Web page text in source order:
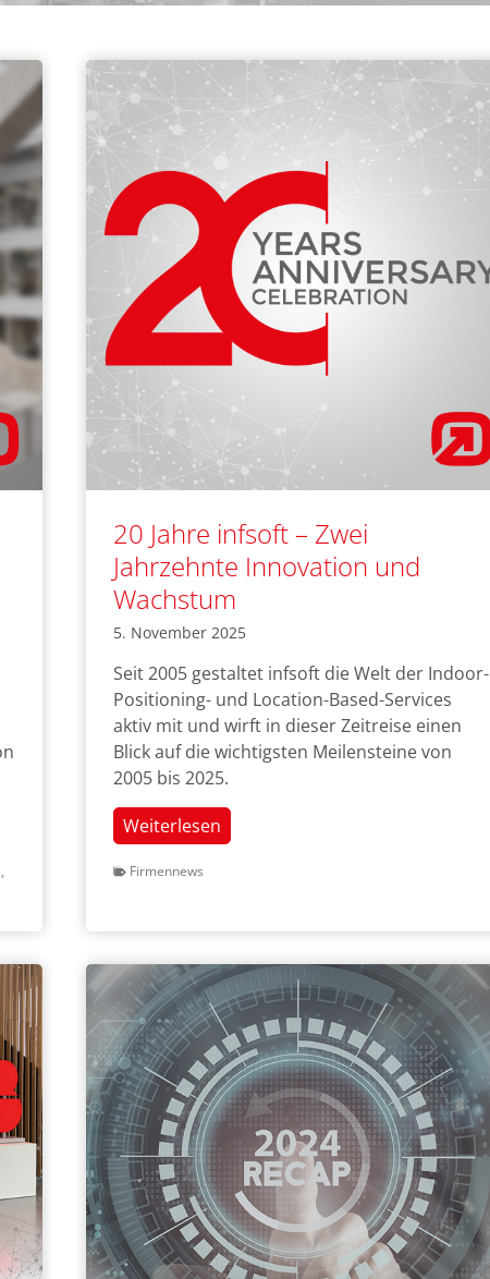
infsoft BLE as a Service
,
20 Jahre infsoft – Zwei
Jahrzehnte Innovation und
Wachstum
5. November 2025
Seit 2005 gestaltet infsoft die Welt der Indoor-
Positioning- und Location-Based-Services
aktiv mit und wirft in dieser Zeitreise einen
Blick auf die wichtigsten Meilensteine von
2005 bis 2025.
Weiterlesen
Jahre
Zwei
Innovation
und
Wachstum
Firmennews